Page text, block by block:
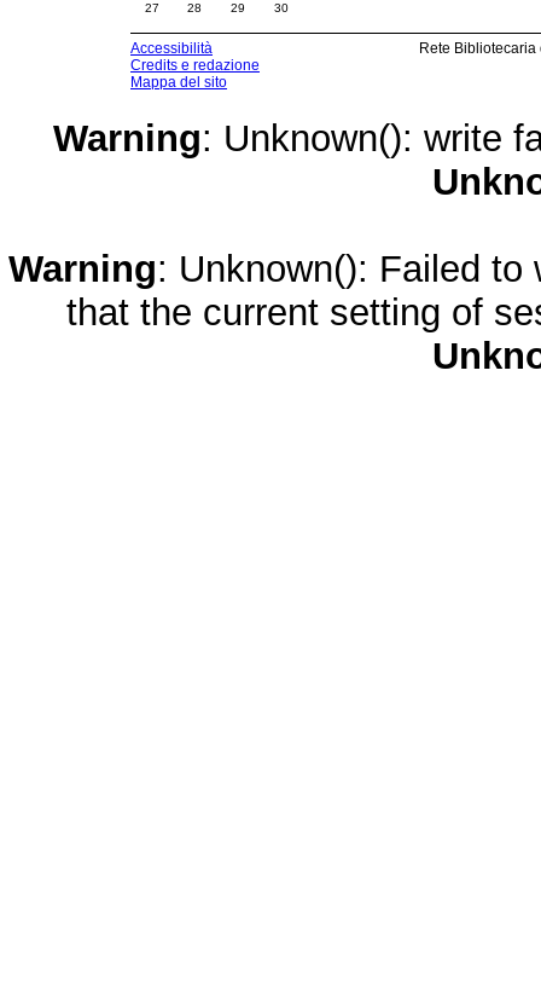
27
28 29 30
Accessibilità
Credits e redazione
Mappa del sito
Rete
Warning: Unknown(): write
Warning: Unknown(): Failed
that the current setting of